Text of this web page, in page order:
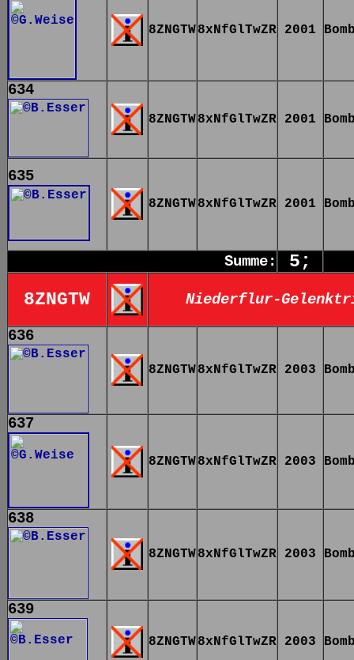
8ZNGTW8xNfGlTwZR 2001
634
8ZNGTW8xNfGlTwZR 2001
635
8ZNGTW8xNfGlTwZR 2001
Summe:
5;
8ZNGTW
Niederflur-
636
8ZNGTW8xNfGlTwZR 2003
637
8ZNGTW8xNfGlTwZR 2003
638
8ZNGTW8xNfGlTwZR 2003
639
8ZNGTW8xNfGlTwZR 2003